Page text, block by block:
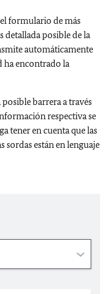
formulario de más
detallada posible de la
automáticamente
ha encontrado la
barrera a través
respectiva se
tener en cuenta que las
sordas están en lenguaje